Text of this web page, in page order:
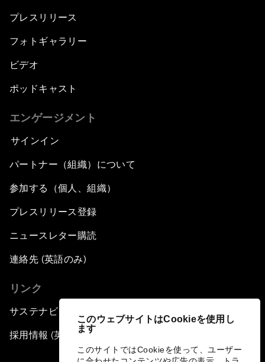
このウェブサイトはCookieを使用し
ます
このサイトではCookieを使って、ユーザー
プレスリリース
フォトギャラリー
ビデオ
ポッドキャスト
エンゲージメント
サインイン
パートナー（組織）について
参加する（個人、組織）
プレスリリース登録
ニュースレター購読
連絡先 (英語のみ)
リンク
サステナビリティへの取り組み
採用情報 (英語のみ)